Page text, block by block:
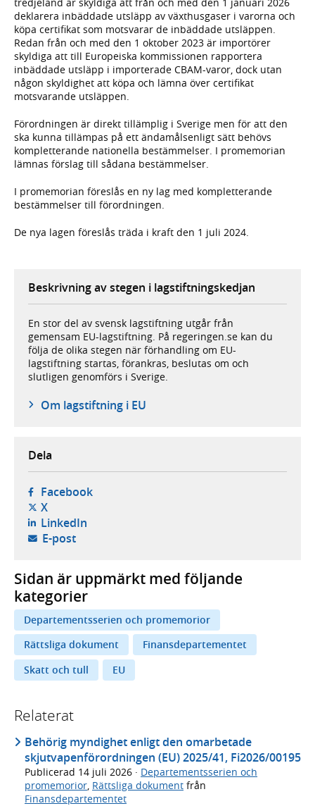
deklarera inbäddade utsläpp av växthusgaser i varorna och
köpa certifikat som motsvarar de inbäddade utsläppen.
Redan från och med den 1 oktober 2023 är importörer
skyldiga att till Europeiska kommissionen rapportera
inbäddade utsläpp i importerade CBAM-varor, dock utan
någon skyldighet att köpa och lämna över certifikat
motsvarande utsläppen.
Förordningen är direkt tillämplig i Sverige men för att den
ska kunna tillämpas på ett ändamålsenligt sätt behövs
kompletterande nationella bestämmelser. I promemorian
lämnas förslag till sådana bestämmelser.
I promemorian föreslås en ny lag med kompletterande
bestämmelser till förordningen.
De nya lagen föreslås träda i kraft den 1 juli 2024.
Beskrivning av stegen i lagstiftningskedjan
En stor del av svensk lagstiftning utgår från
gemensam EU-lagstiftning. På regeringen.se kan du
följa de olika stegen när förhandling om EU-
lagstiftning startas, förankras, beslutas om och
slutligen genomförs i Sverige.
Om lagstiftning i EU
Dela
Facebook- öppnas i ny flik, extern webbplats,
X- öppnas i ny flik, extern webbplats,
LinkedIn- öppnas i ny flik, extern webbplats,
E-post- öppnar din e-postklient,
Sidan är uppmärkt med följande
kategorier
Departementsserien och promemorior
Rättsliga dokument
Finansdepartementet
Skatt och tull
EU
Relaterat
Behörig myndighet enligt den omarbetade
skjutvapenförordningen (EU) 2025/41, Fi2026/00195
Publicerad 14 juli 2026 · Departementsserien och
promemorior, Rättsliga dokument från
Finansdepartementet